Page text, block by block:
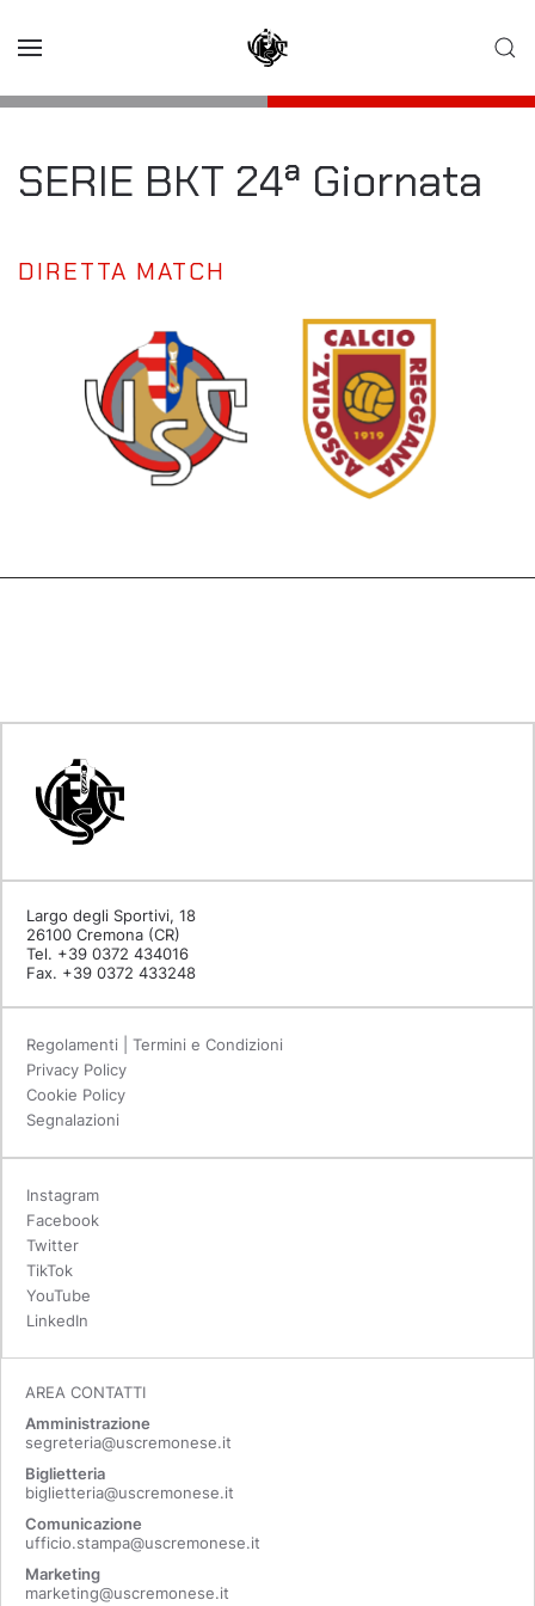
SERIE BKT 24ª Giornata
DIRETTA MATCH
Largo degli Sportivi, 18
26100 Cremona (CR)
Tel. +39 0372 434016
Fax. +39 0372 433248
Regolamenti | Termini e Condizioni
Privacy Policy
Cookie Policy
Segnalazioni
Instagram
Facebook
Twitter
TikTok
YouTube
LinkedIn
AREA CONTATTI
Amministrazione
segreteria@uscremonese.it
Biglietteria
biglietteria@uscremonese.it
Comunicazione
ufficio.stampa@uscremonese.it
Marketing
marketing@uscremonese.it